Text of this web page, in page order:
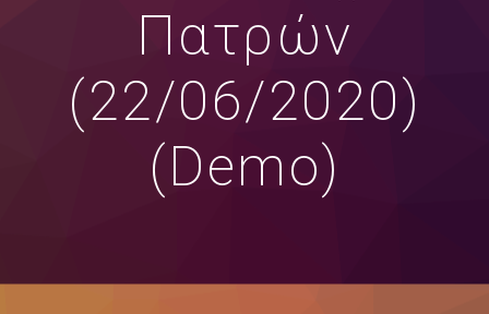
Πατρών
(22/06/2020)
(Demo)